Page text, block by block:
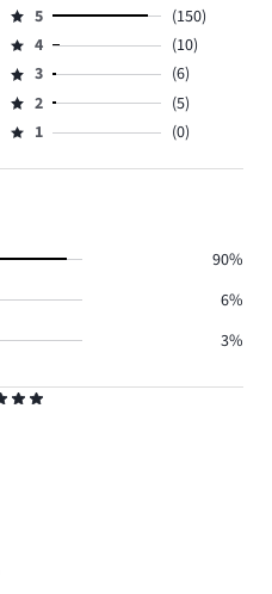
Hodnotenie
5,
počet
hlasov
150.
5
(150)
Hodnotenie
4,
počet
hlasov
4
(10)
Hodnotenie
3,
počet
3
(6)
Hodnotenie
2,
2
(5)
Hodnotenie
1,
1 (0)
90%
6%
3%